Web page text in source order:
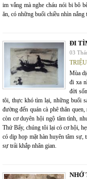
im vắng mà nghe cháu nói bi bô
ăn, có những buổi chiều nhìn
ĐI
03
Mùa
đi xa
đời
tôi, thực khó tìm lại, những buổi
đường đến quán cà phê thân
còn cơ duyên hội ngộ tâm tình,
Thứ Bẩy, chúng tôi lại có cơ hội,
có dịp họp mặt hàn huyên tâm sự,
sự trải khắp nhân gian.
NHỚ